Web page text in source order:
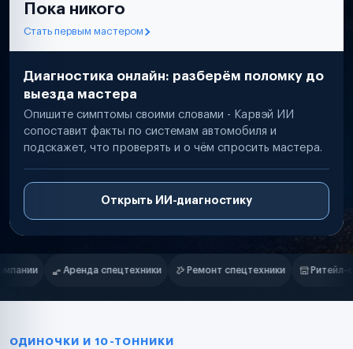
Пока никого
Стать первым мастером
Диагностика онлайн: разберём поломку до
выезда мастера
Опишите симптомы своими словами - Карвэй ИИ
сопоставит факты по системам автомобиля и
подскажет, что проверять и о чём спросить мастера.
Открыть ИИ-диагностику
Нам доверяют
Ремонт спецтехники Ритейл-сети Управляющие компании
Маркетплейсы
Таксопарки
ОДИНОЧКИ И 10-ТОННИКИ